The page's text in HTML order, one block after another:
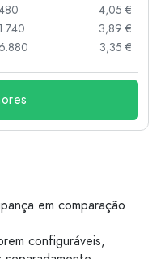
4,05 €
1.740
3,89 €
6.880
3,35 €
em comparação
configuráveis,